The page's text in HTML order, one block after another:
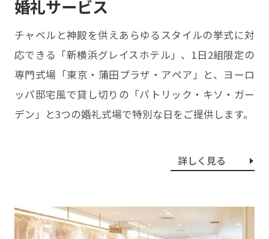
婚礼サービス
チャペルと神殿を供えあらゆるスタイルの挙式に対
応できる「新横浜グレイスホテル」、1⽇2組限定の
専⾨式場「東京・蒲⽥プラザ・アペア」と、ヨーロ
ッパ邸宅⾵で貸し切りの「パトリック・キソ・ガー
デン」と3つの婚礼式場で特別な⽇をご提供します。
詳しく見る